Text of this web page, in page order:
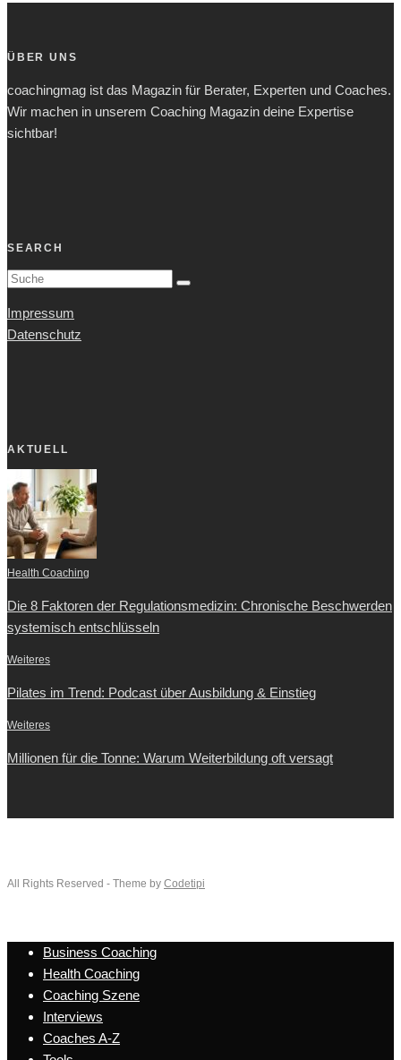
ÜBER UNS
coachingmag ist das Magazin für Berater, Experten und Coaches.
Wir machen in unserem Coaching Magazin deine Expertise
sichtbar!
SEARCH
Impressum
Datenschutz
AKTUELL
Health Coaching
Die 8 Faktoren der Regulationsmedizin: Chronische Beschwerden
systemisch entschlüsseln
Weiteres
Pilates im Trend: Podcast über Ausbildung & Einstieg
Weiteres
Millionen für die Tonne: Warum Weiterbildung oft versagt
All Rights Reserved - Theme by Codetipi
Business Coaching
Health Coaching
Coaching Szene
Interviews
Coaches A-Z